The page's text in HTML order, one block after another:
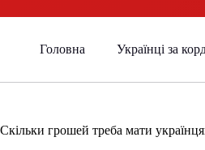
Головна Українці за
Скільки грошей треба мати